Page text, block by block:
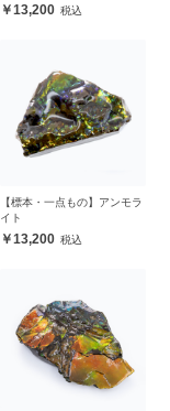
13,200
【標本・一点もの】アンモラ
イト
13,200